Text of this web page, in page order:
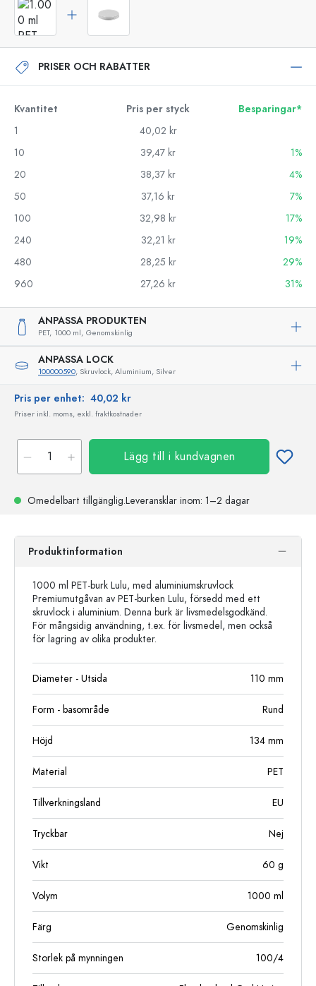
PRISER OCH RABATTER
Kvantitet Pris per styck
Besparingar*
1
40,02 kr
10
39,47 kr
1%
20
38,37 kr
4%
50
37,16 kr
7%
100
32,98 kr
17%
240
32,21 kr
19%
480
28,25 kr
29%
960
27,26 kr 31%
ANPASSA PRODUKTEN
PET, 1000 ml, Genomskinlig
ANPASSA LOCK
100000590, Skruvlock, Aluminium, Silver
Pris per enhet: 40,02 kr
Priser inkl. moms, exkl. fraktkostnader
Lägg till i kundvagnen
Omedelbart tillgänglig.Leveransklar inom: 1–2 dagar
Produktinformation
1000 ml PET-burk Lulu, med aluminiumskruvlock
Premiumutgåvan av PET-burken Lulu, försedd med ett
skruvlock i aluminium. Denna burk är livsmedelsgodkänd.
För mångsidig användning, t.ex. för livsmedel, men också
för lagring av olika produkter.
Diameter - Utsida 110 mm
Form - basområde Rund
Höjd 134 mm
Material PET
Tillverkningsland EU
Tryckbar Nej
Vikt 60 g
Volym 1000 ml
Färg Genomskinlig
Storlek på mynningen 100/4